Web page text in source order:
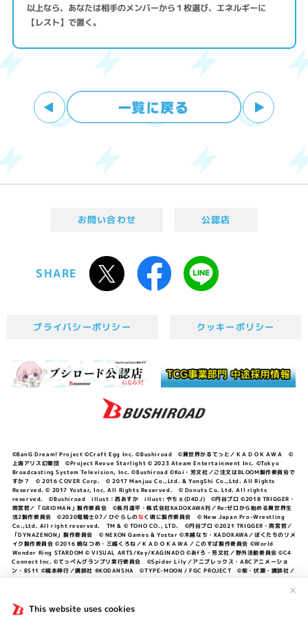
This website uses cookies
✕
以上なら、あなたは相手のメンバーから１枚選び、エネルギーに
【レスト】で置く。
お問い合わせ 公認店
SHARE
プライバシーポリシー クッキーポリシー
©BanG Dream! Project ©Craft Egg Inc. ©Bushiroad ©異世界かるてっと／ＫＡＤＯＫＡＷＡ ©
上海アリス幻樂団 ©Project Revue Starlight © 2023 Ateam Entertainment Inc. ©Tokyo
Broadcasting System Television, Inc. ©Bushiroad ©Koi・芳文社／ご注文はBLOOM製作委員会で
すか？ © 2016 COVER Corp. © 2017 Manjuu Co.,Ltd. & YongShi Co.,Ltd. All Rights
Reserved. © 2017 Yostar, Inc. All Rights Reserved. © Donuts Co. Ltd. All rights
reserved. ©Bushiroad illust：西あすか illust: やちぇ(D4DJ) ©円谷プロ ©2018 TRIGGER・
雨宮哲／「GRIDMAN」製作委員会 ©長月達平・株式会社KADOKAWA刊／Re:ゼロから始める異世界生
活2製作委員会 ©2020竜騎士07／ひぐらしのなく頃に製作委員会 © New Japan Pro-Wrestling
Co.,Ltd. All right reserved. TM & © TOHO CO., LTD. ©円谷プロ ©2021 TRIGGER・雨宮哲／
「DYNAZENON」製作委員会 © NEXON Games & Yostar ©木緒なち・KADOKAWA／ぼくたちのリメ
イク製作委員会 ©2016 暁なつめ・三嶋くろね／ＫＡＤＯＫＡＷＡ／このすば製作委員会 ©World
Wonder Ring STARDOM © VISUAL ARTS/Key/KAGINADO ©あfろ・芳文社／野外活動委員会 ©C4
Connect Inc. ©てっぺんグランプリ実行委員会 ©Spider Lily／アニプレックス・ABCアニメーショ
ン・BS11 ©福本伸行／講談社 ®KODANSHA ©TYPE-MOON / FGC PROJECT ©柴・伏瀬・講談社／
©中村力斗・野澤ゆき子／集英社・君のことが大大大大大好きな製作委員会 ©IIS-P／ぽんのみち製作委
員会 ©円谷プロ ©2023 TRIGGER・雨宮哲／「劇場版グリッドマンユニバース」製作委員会 © NEXON